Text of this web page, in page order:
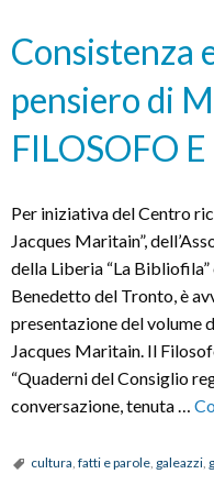
Consistenza
pensiero di
FILOSOFO
Per iniziativa del Centro
Jacques Maritain”,
della Liberia “La
Benedetto del Tronto, è
presentazione del volume
Jacques Maritain. Il
“Quaderni del Consiglio
conversazione, tenuta …
cultura, fatti e parole, galeazzi,